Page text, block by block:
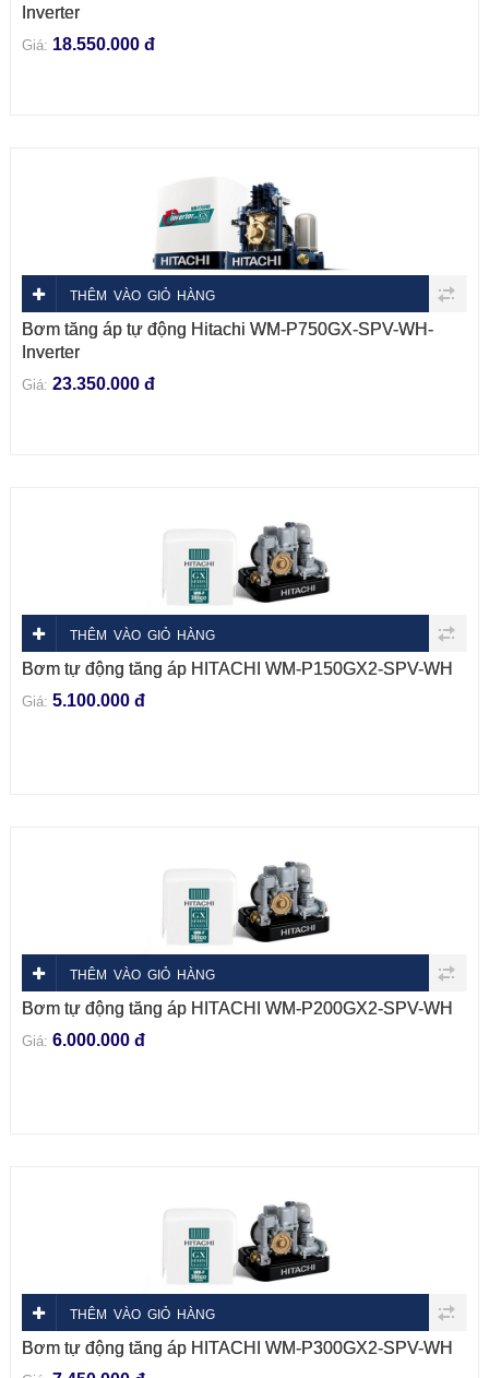
Inverter
Giá: 18.550.000 đ
THÊM VÀO GIỎ HÀNG
Bơm tăng áp tự động Hitachi WM-P750GX-SPV-WH-
Inverter
Giá: 23.350.000 đ
THÊM VÀO GIỎ HÀNG
Bơm tự động tăng áp HITACHI WM-P150GX2-SPV-WH
Giá: 5.100.000 đ
THÊM VÀO GIỎ HÀNG
Bơm tự động tăng áp HITACHI WM-P200GX2-SPV-WH
Giá: 6.000.000 đ
THÊM VÀO GIỎ HÀNG
Bơm tự động tăng áp HITACHI WM-P300GX2-SPV-WH